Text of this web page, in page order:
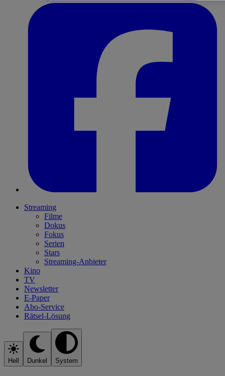
Streaming
Filme
Dokus
Fokus
Serien
Stars
Streaming-Anbieter
Kino
TV
Newsletter
E-Paper
Abo-Service
Rätsel-Lösung
Hell Dunkel System